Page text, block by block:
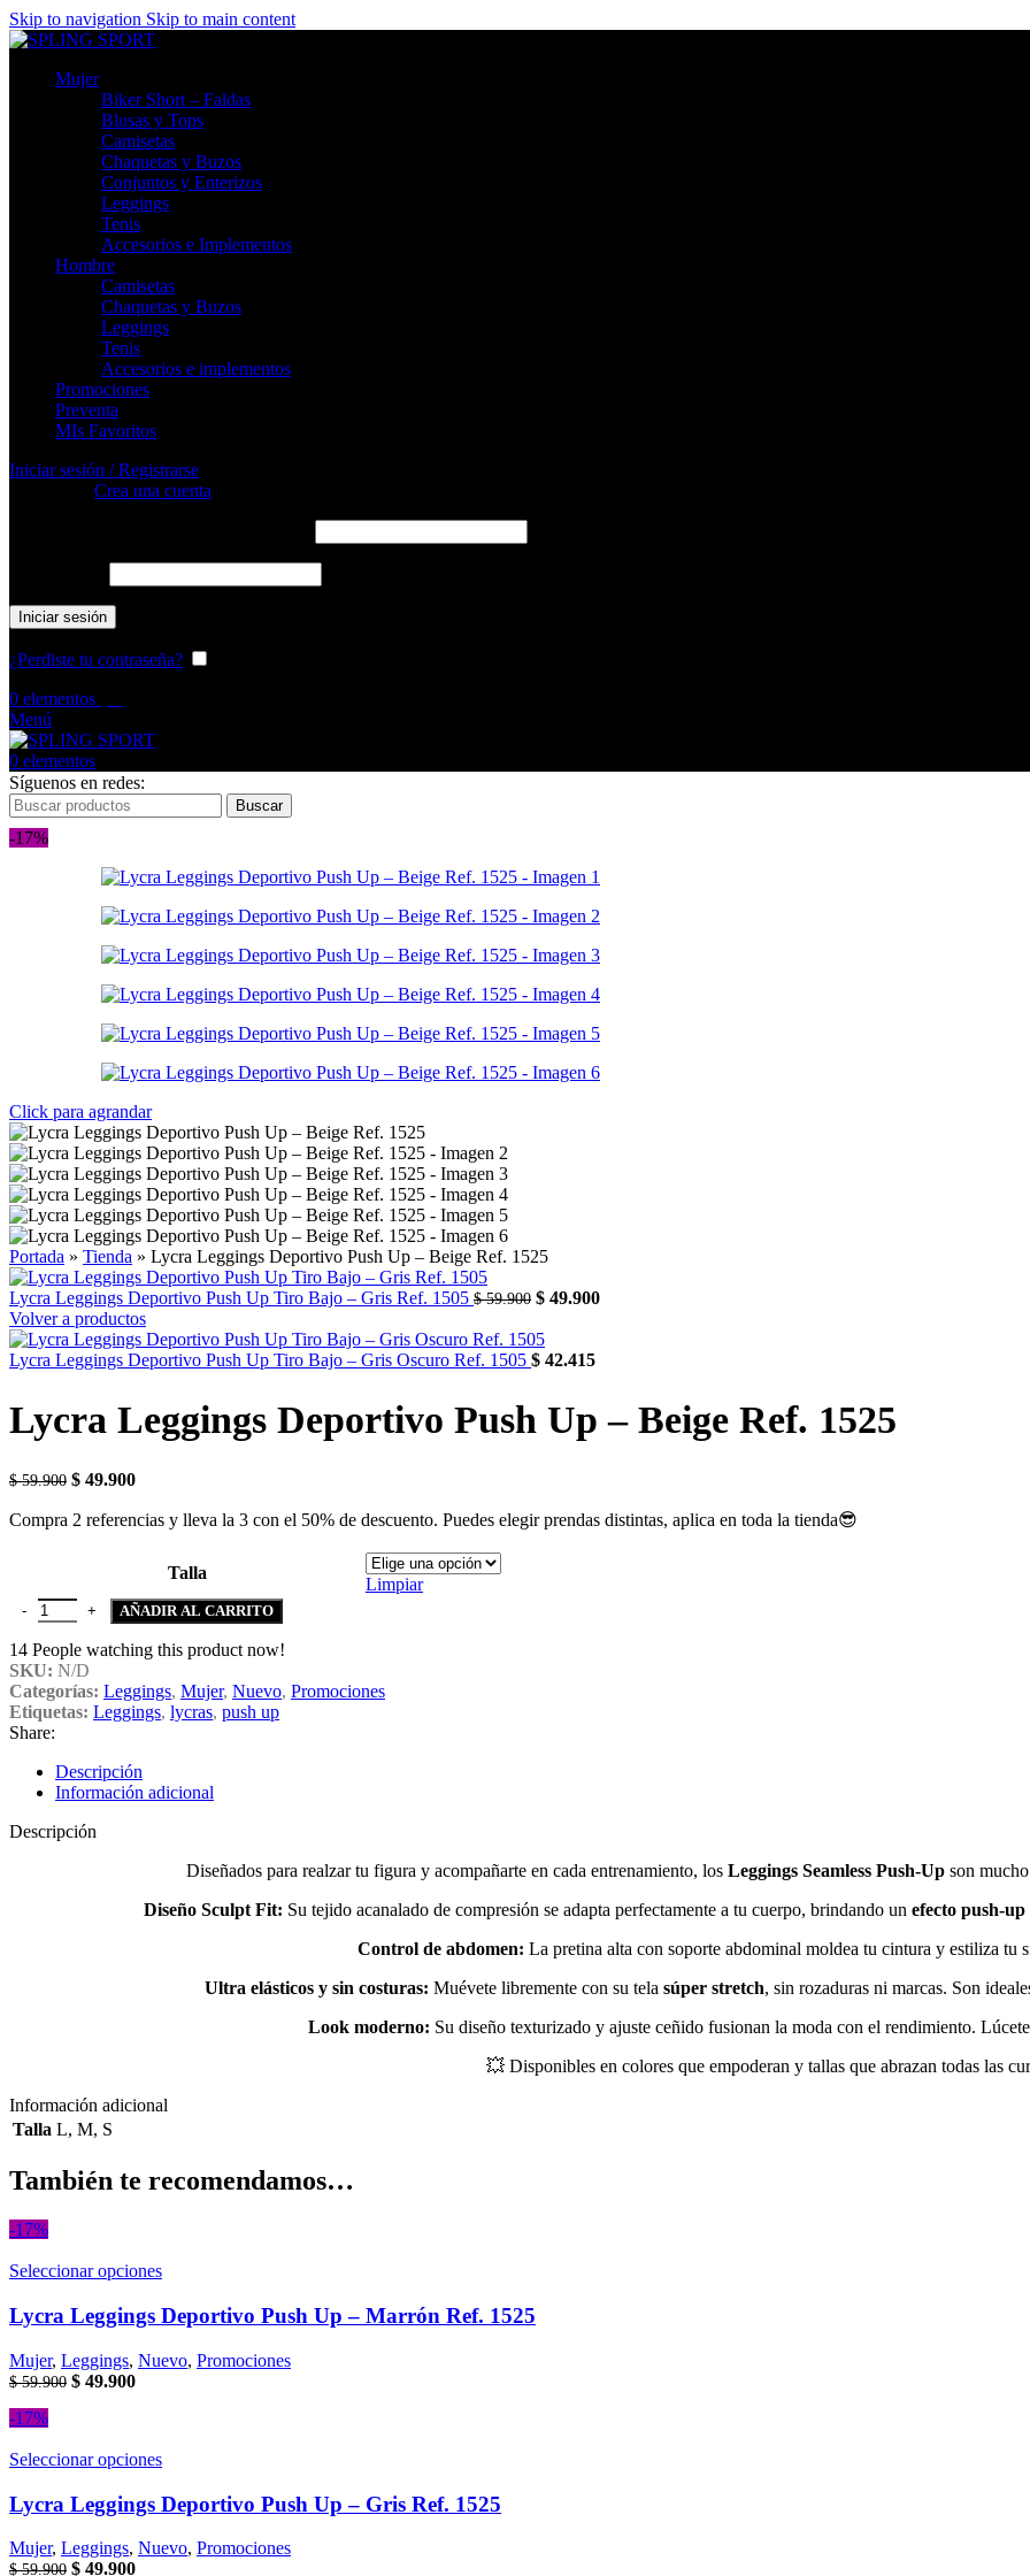
Skip to navigation Skip to main content
Mujer
Biker Short – Faldas
Blusas y Tops
Camisetas
Chaquetas y Buzos
Conjuntos y Enterizos
Leggings
Tenis
Accesorios e Implementos
Hombre
Camisetas
Chaquetas y Buzos
Leggings
Tenis
Accesorios e implementos
Promociones
Preventa
MIs Favoritos
Iniciar sesión / Registrarse
Crea una cuenta
Iniciar sesión
¿Perdiste tu contraseña?
0 elementos
Menú
0 elementos
Síguenos en redes:
Buscar
-17%
Click para agrandar
Portada » Tienda » Lycra Leggings Deportivo Push Up – Beige Ref. 1525
Lycra Leggings Deportivo Push Up Tiro Bajo – Gris Ref. 1505 $59.900 El
original
era:
$ 49.900El
Volver a productos
Lycra Leggings Deportivo Push Up Tiro Bajo – Gris Oscuro Ref. 1505 $ 42.415
Lycra Leggings Deportivo Push Up – Beige Ref. 1525
$59.900 El
original
$ 49.900El
actual
Compra 2 referencias y lleva la 3 con el 50% de descuento. Puedes elegir prendas distintas, aplica en toda la tienda😎
Talla
Limpiar
Lycra Leggings Deportivo Push Up – Beige Ref. 1525 cantidad
AÑADIR AL CARRITO
14 People watching this product now!
SKU: N/D
Categorías: Leggings, Mujer, Nuevo, Promociones
Etiquetas: Leggings, lycras, push up
Share:
Descripción
Información adicional
Descripción
Diseñados para realzar tu figura y acompañarte en cada entrenamiento, los Leggings Seamless Push-Upson mucho
Diseño Sculpt Fit: Su tejido acanalado de compresión se adapta perfectamente a tu cuerpo, brindando un efecto push-
Control de abdomen: La pretina alta con soporte abdominal moldea tu cintura y estiliza tu
Ultra elásticos y sin costuras: Muévete libremente con su tela súper stretch, sin rozaduras ni marcas. Son
Look moderno: Su diseño texturizado y ajuste ceñido fusionan la moda con el rendimiento.
💥 Disponibles en colores que empoderan y tallas que abrazan todas las
Información adicional
Talla L, M, S
También te recomendamos…
-17%
Seleccionar opcionesEste
tiene
múltiples
variantes.
Las
elegir
la
página
producto
Lycra Leggings Deportivo Push Up – Marrón Ref. 1525
Mujer, Leggings, Nuevo, Promociones
$59.900 El
$ 59.900.
$ 49.900El
$ 49.900.
-17%
Seleccionar opcionesEste
tiene
múltiples
variantes.
Las
Lycra Leggings Deportivo Push Up – Gris Ref. 1525
Mujer, Leggings, Nuevo, Promociones
$59.900 El
$ 49.900El